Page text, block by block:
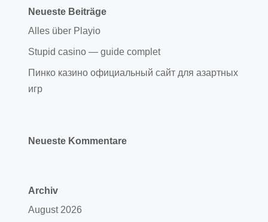
Neueste Beiträge
Alles über Playio
Stupid casino — guide complet
Пинко казино официальный сайт для азартных
игр
Neueste Kommentare
Archiv
August 2026